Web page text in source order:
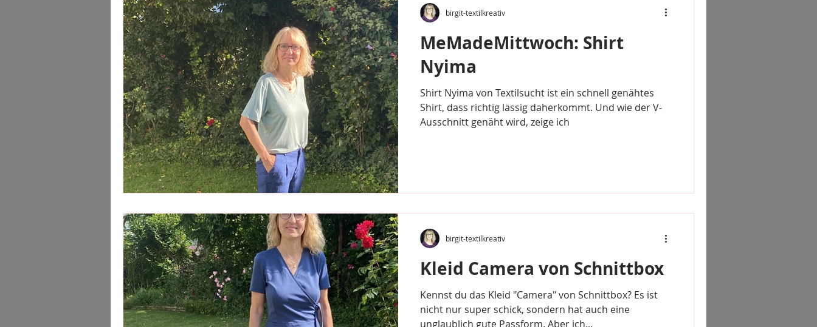
MeMadeMittwoch: Shirt
Nyima
Shirt Nyima von Textilsucht ist ein schnell genähtes
Shirt, dass richtig lässig daherkommt. Und wie der V-
Ausschnitt genäht wird, zeige ich
birgit-textilkreativ
Kleid Camera von Schnittbox
Kennst du das Kleid "Camera" von Schnittbox? Es ist
nicht nur super schick, sondern hat auch eine
unglaublich gute Passform. Aber ich...
birgit-textilkreativ